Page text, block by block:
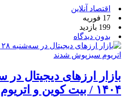
اقتصاد آنلاین
17 فوریه
199 بازدید
بدون دیدگاه
۱۴۰۴ / بیت کوین و اتریوم سبزپوش شدند